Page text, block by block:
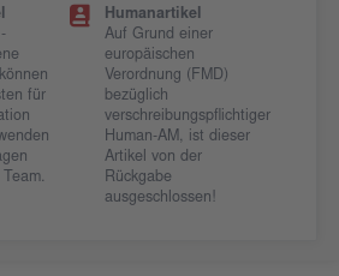
für
Humanartikel
Auf Grund einer
europäischen
Verordnung (FMD)
bezüglich
verschreibungspflichtiger
Human-AM, ist dieser
Artikel von der
Rückgabe
ausgeschlossen!